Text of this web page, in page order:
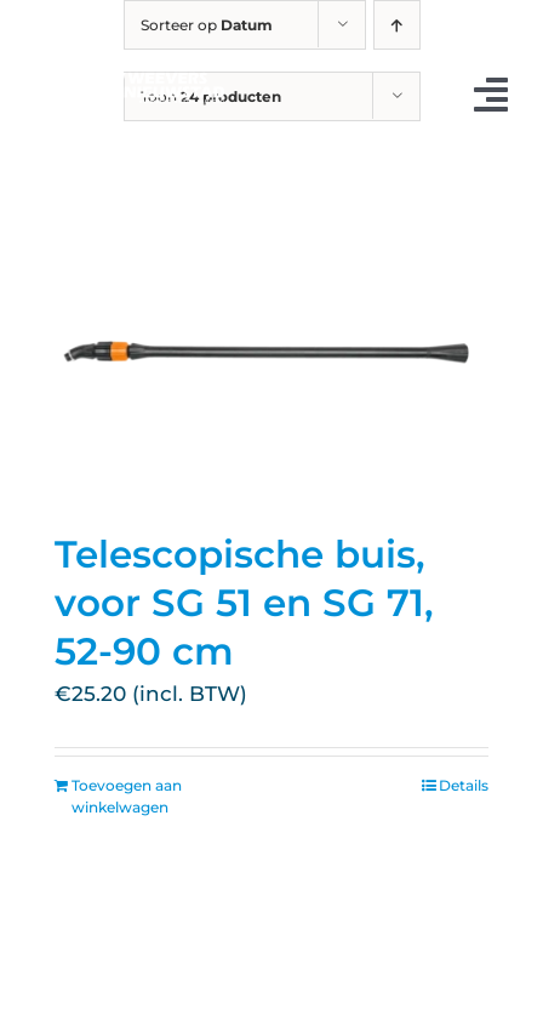
Sorteer op Datum
Toon 24 producten
Telescopische buis,
voor SG 51 en SG 71,
52-90 cm
€25.20
Toevoegen aan
winkelwagen
Details